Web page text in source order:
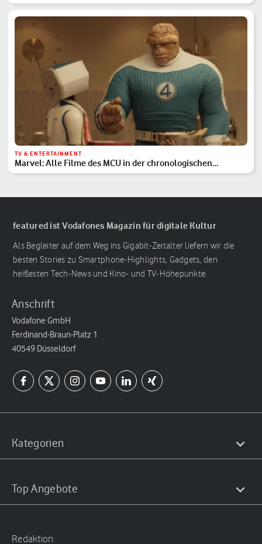
TV & ENTERTAINMENT
Marvel: Alle Filme des MCU in der chronologischen
Reihenfolge
featured ist Vodafones Magazin für digitale Kultur
Als Begleiter auf dem Weg ins Gigabit-Zeitalter liefern wir die
besten Stories zu Smartphone-Highlights, Gadgets, den
heißesten Tech-News und Kino- und TV-Höhepunkte.
Anschrift
Vodafone GmbH
Ferdinand-Braun-Platz 1
40549 Düsseldorf
Kategorien
Top Angebote
Redaktion